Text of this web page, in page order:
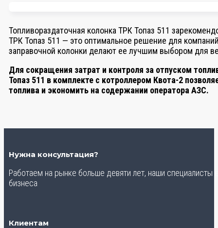
Топливораздаточная колонка ТРК Топаз 511
ТРК Топаз 511 — это оптимальное решение для
заправочной колонки делают ее лучшим выбором для
Для сокращения затрат и контроля за отпуском
Топаз 511 в комплекте с котроллером Квота-2
топлива и экономить на содержании оператора АЗС.
Нужна консультация?
Работаем на рынке больше девяти лет, наши
бизнеса
Клиентам